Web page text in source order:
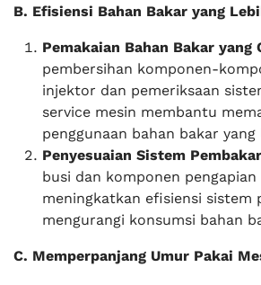
B. Efisiensi Bahan Bakar yang
Pemakaian Bahan Bakar yang
pembersihan komponen-
injektor dan pemeriksaan
service mesin membantu
penggunaan bahan bakar
Penyesuaian Sistem
busi dan komponen
meningkatkan efisiensi sistem
mengurangi konsumsi bahan
C. Memperpanjang Umur Pakai